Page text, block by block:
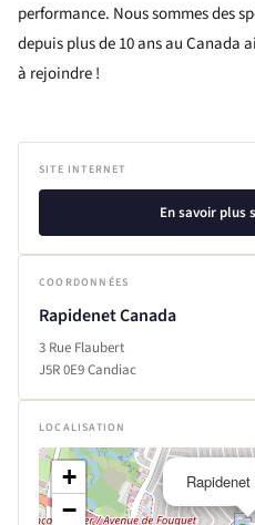
performance. Nous sommes des
depuis plus de 10 ans au Canada
à rejoindre !
SITE INTERNET
En savoir plus
COORDONNÉES
Rapidenet Canada
3 Rue Flaubert
J5R 0E9 Candiac
LOCALISATION
+
−